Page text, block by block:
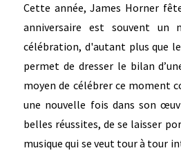
Cette année, James Horner
anniversaire est souvent un
célébration, d'autant plus que
permet de dresser le bilan
moyen de célébrer ce moment
une nouvelle fois dans son
belles réussites, de se laisser
musique qui se veut tour à tour